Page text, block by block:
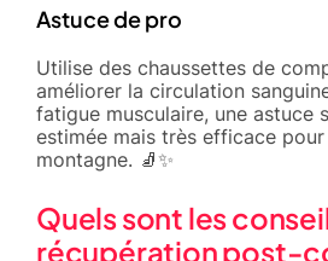
Astuce de pro
Utilise des chaussettes de
améliorer la circulation
fatigue musculaire, une astuce
estimée mais très efficace
montagne. 🧦✨
Quels sont les
récupération post-